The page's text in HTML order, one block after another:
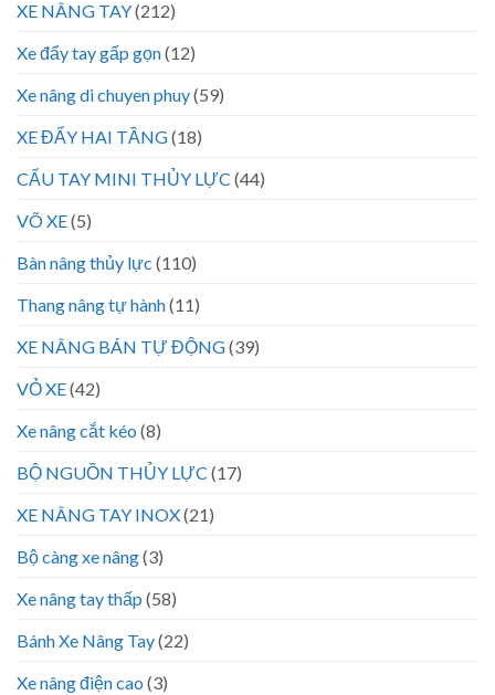
XE NÂNG TAY(212)
Xe đẩy tay gấp gọn(12)
Xe nâng di chuyen phuy(59)
XE ĐẨY HAI TẦNG(18)
CẨU TAY MINI THỦY LỰC (44)
VÕ XE(5)
Bàn nâng thủy lực (110)
Thang nâng tự hành(11)
XE NÂNG BÁN TỰ ĐỘNG(39)
VỎ XE(42)
Xe nâng cắt kéo (8)
BỘ NGUỒN THỦY LỰC (17)
XE NÂNG TAY INOX(21)
Bộ càng xe nâng(3)
Xe nâng tay thấp (58)
Bánh Xe Nâng Tay(22)
Xe nâng điện cao (3)